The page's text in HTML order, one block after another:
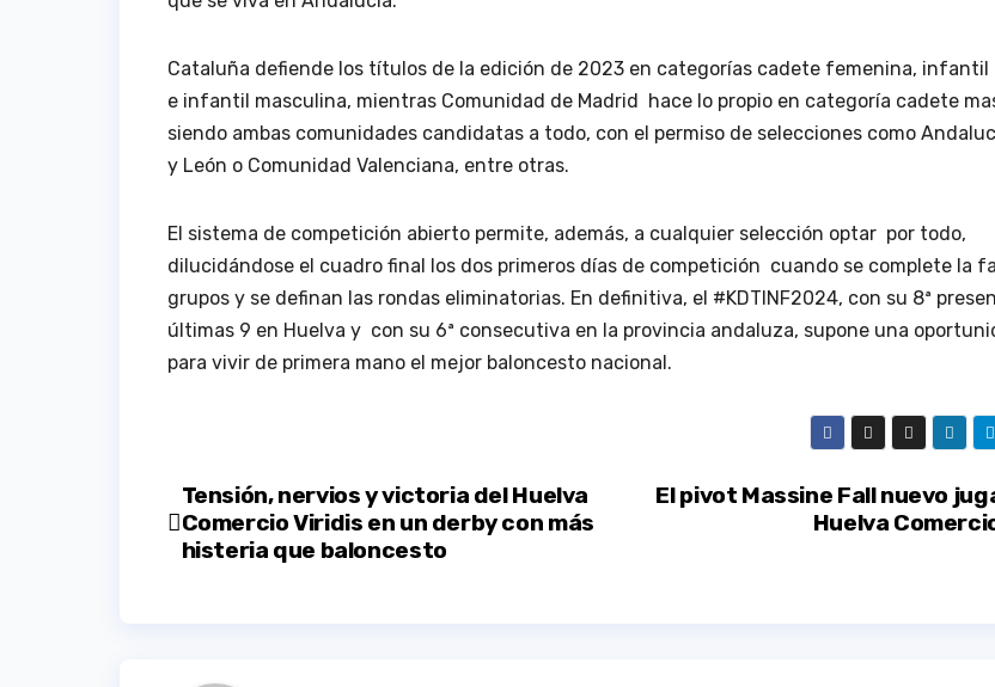
Cataluña defiende los títulos de la edición de 2023 en categorías cadete femenina, infantil
e infantil masculina, mientras Comunidad de Madrid
hace lo propio en categoría cadete
siendo ambas comunidades candidatas a todo, con el permiso de selecciones como
y León o Comunidad Valenciana, entre otras.
El sistema de competición abierto permite, además, a cualquier selección optar por todo,
dilucidándose el cuadro final los dos primeros días de competición cuando se complete la
grupos y se definan las rondas eliminatorias. En definitiva, el #KDTINF2024, con su 8ª
últimas 9 en Huelva y con su 6ª consecutiva en la provincia andaluza, supone una
para vivir de primera mano el mejor baloncesto nacional.
Navegación
de
El pivot Massine Fall nuevo
Huelva
Tensión, nervios y victoria del Huelva
Comercio Viridis en un derby con más
histeria que baloncesto